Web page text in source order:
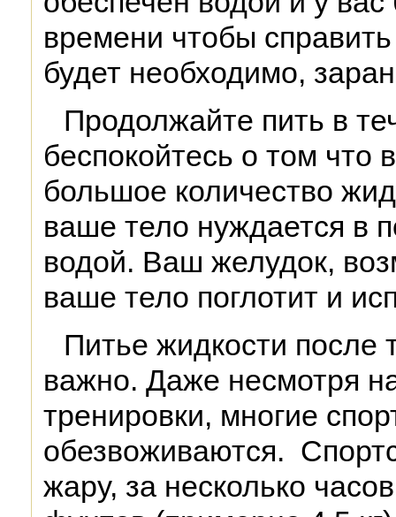
времени чтобы
будет необходимо,
Продолжайте пить в
беспокойтесь о том что
большое количество
ваше тело нуждается в
водой. Ваш желудок,
ваше тело поглотит и
Питье жидкости после
важно. Даже несмотря
тренировки, многие
обезвоживаются.
жару, за несколько